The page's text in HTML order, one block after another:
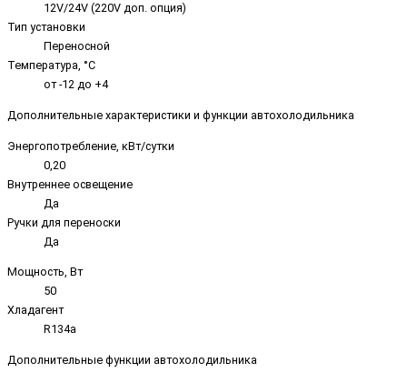
12V/24V (220V доп. опция)
Тип установки
Переносной
Температура, °C
от -12 до +4
Дополнительные характеристики и функции автохолодильника
Энергопотребление, кВт/сутки
0,20
Внутреннее освещение
Да
Ручки для переноски
Да
Мощность, Вт
50
Хладагент
R134a
Дополнительные функции автохолодильника